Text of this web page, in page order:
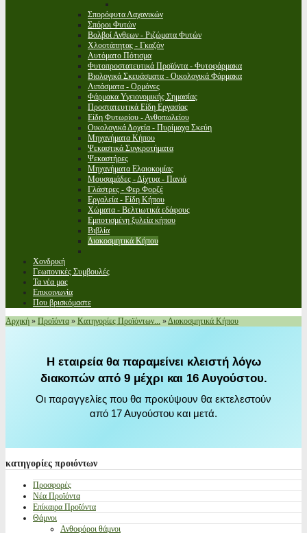
Σπορόφυτα Λαχανικών
Σπόροι Φυτών
Βολβοί Ανθεων - Ριζώματα Φυτών
Χλοοτάπητας - Γκαζόν
Αυτόματο Πότισμα
Φυτοπροστατευτικά Προϊόντα - Φυτοφάρμακα
Βιολογικά Σκευάσματα - Οικολογικά Φάρμακα
Λιπάσματα - Ορμόνες
Φάρμακα Υγειονομικής Σημασίας
Προστατευτικά Είδη Εργασίας
Είδη Φυτωρίου - Ανθοπωλείου
Οικολογικά Δοχεία - Πυρίμαχα Σκεύη
Μηχανήματα Κήπου
Ψεκαστικά Συγκροτήματα
Ψεκαστήρες
Μηχανήματα Ελαιοκομίας
Μουσαμάδες - Δίχτυα - Πανιά
Γλάστρες - Φερ Φορζέ
Εργαλεία - Είδη Κήπου
Χώματα - Βελτιωτικά εδάφους
Εμποτισμένη ξυλεία κήπου
Βιβλία
Διακοσμητικά Κήπου
Χονδρική
Γεωπονικές Συμβουλές
Τα νέα μας
Επικοινωνία
Που βρισκόμαστε
Αρχική » Προϊόντα » Κατηγορίες Προϊόντων... »Διακοσμητικά Κήπου
Η εταιρεία θα παραμείνει κλειστή λόγω
διακοπών από 9 μέχρι και 16 Αυγούστου.
Οι παραγγελίες που θα προκύψουν θα εκτελεστούν
από 17 Αυγούστου και μετά.
κατηγορίες προιόντων
Προσφορές
Νέα Προϊόντα
Επίκαιρα Προϊόντα
Θάμνοι
Ανθοφόροι θάμνοι